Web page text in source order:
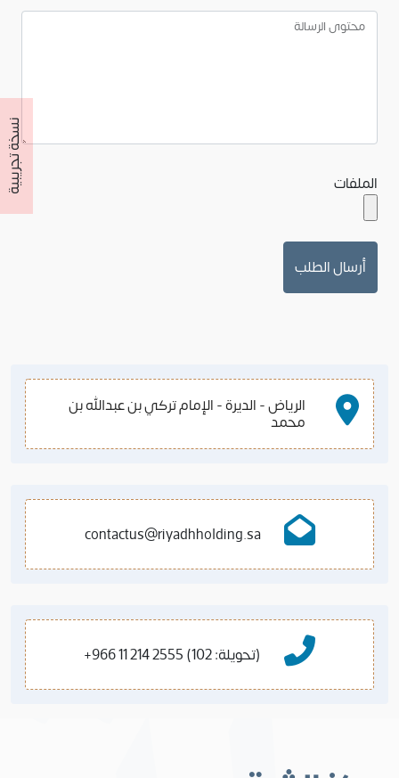
نسخة تجريبية
محتوى الرسالة
الملفات
أرسال الطلب
الرياض - الديرة - الإمام تركي بن عبدالله بن
محمد
contactus@riyadhholding.sa
+966 11 214 2555 (تحويلة: 102)